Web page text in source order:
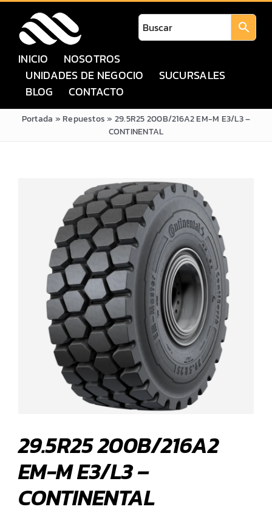
Saltar
contenido
INICIO
NOSOTROS
UNIDADES DE NEGOCIO
SUCURSALES
BLOG
CONTACTO
Portada » Repuestos» 29.5R25 200B/216A2 EM-M E3/L3 –
CONTINENTAL
29.5R25 200B/216A2
EM-M E3/L3 –
CONTINENTAL